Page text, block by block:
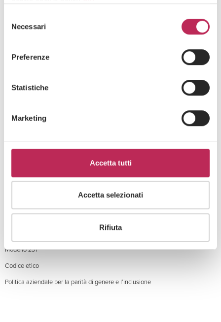
Attenzione: chiudendo questo banner, cliccando in
un’area sottostante o accedendo ad un’altra pagina del
delNecessari
Preferenze
Statistiche
Marketing
Accetta tutti
Accetta selezionati
Rifiuta
Aree
GOVERNANCE & RESPONSIBILITY
SERVIZI
Su LEXIA
LEXIA
Modello 231
Codice etico
Politica aziendale per la parità di genere e l’inclusione